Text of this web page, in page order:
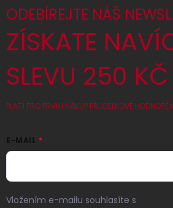
ODEBÍREJTE NÁŠ
ZÍSKATE
SLEVU 250 KČ
PLATÍ PRO PRVNÍ NÁKUP PŘI CELKOVÉ
E-MAIL
Vložením e-mailu souhlasíte s